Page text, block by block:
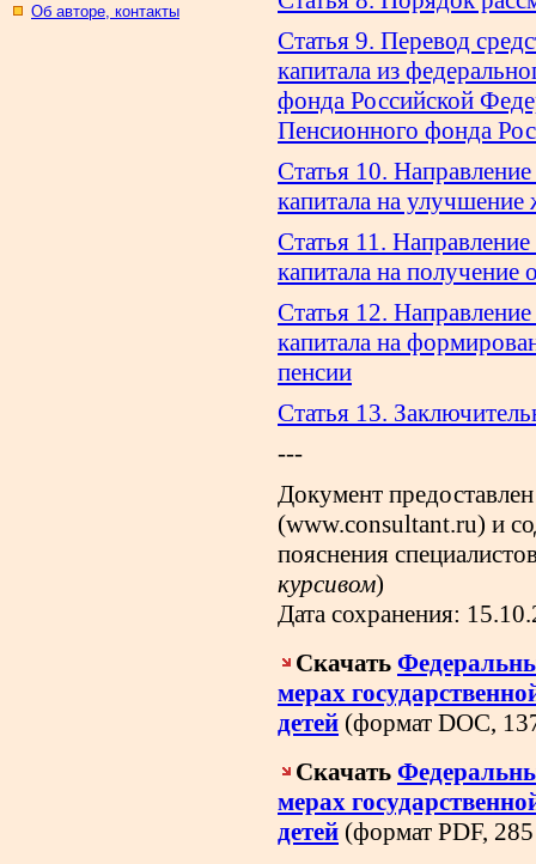
Об авторе, контакты
Статья 9. Перевод
капитала из
фонда Российской
Пенсионного фонда
Статья 10.
капитала на
Статья 11.
капитала на получение
Статья 12.
капитала на
пенсии
Статья 13.
---
Документ
(www.consultant.ru) и
пояснения
курсивом)
Дата сохранения:
Скачать
мерах
детей (формат DOC,
Скачать
мерах
детей (формат PDF,